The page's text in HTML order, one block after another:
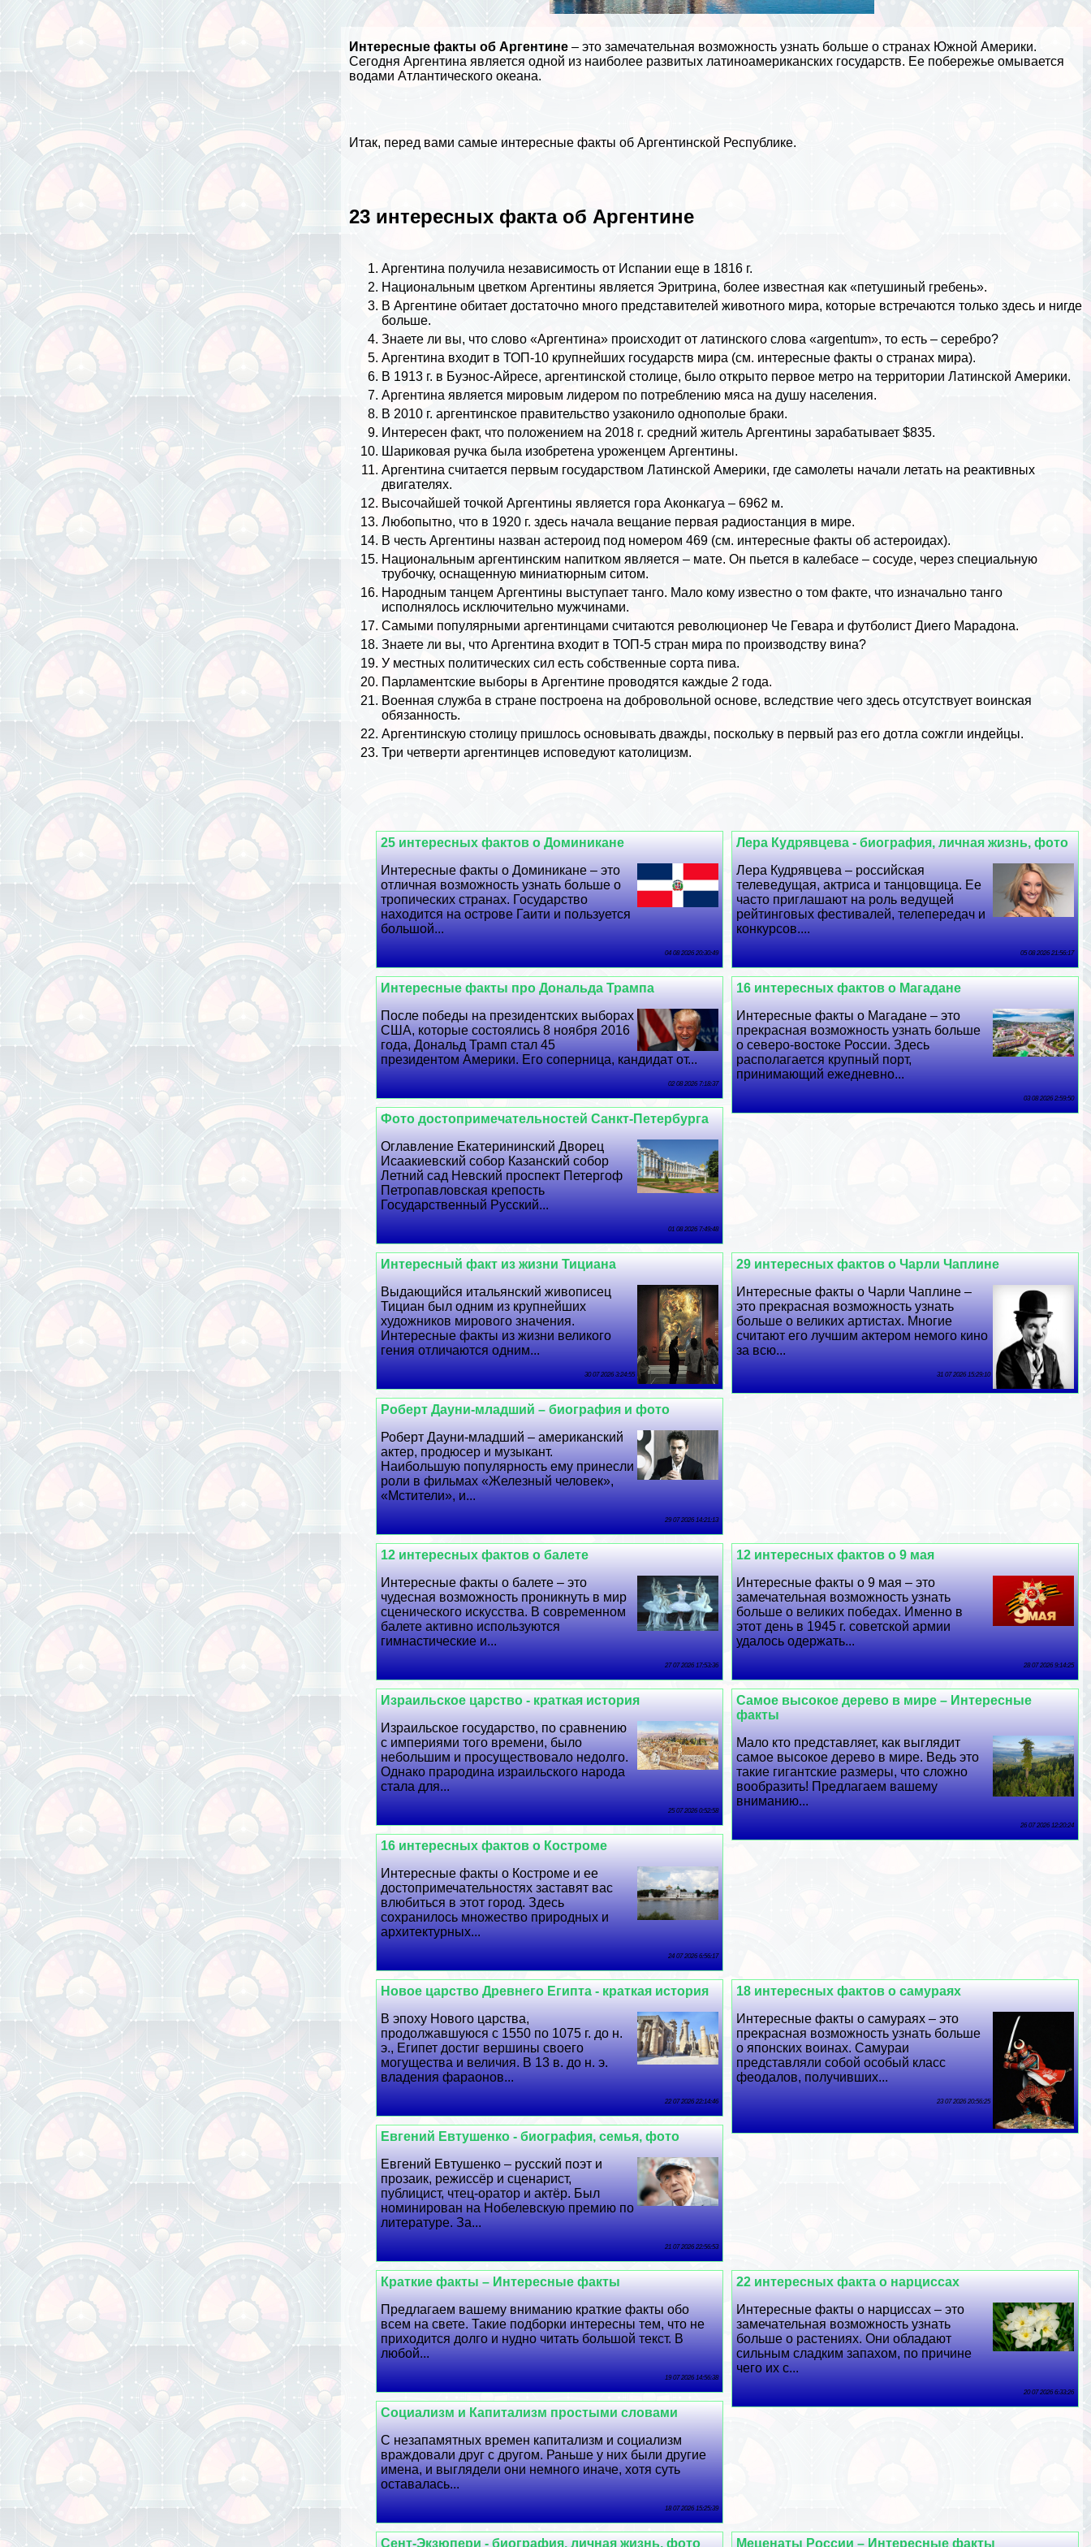
Интересные факты об Аргентине – это замечательная возможность узнать больше о странах Южной Америки.
Сегодня Аргентина является одной из наиболее развитых латиноамериканских государств. Ее побережье омывается
водамиАтлантического океана.
Итак, перед вами самые интересные факты об Аргентинской Республике.
23 интересных факта об Аргентине
Аргентина получила независимость от Испании еще в 1816 г.
Национальным цветком Аргентины является Эритрина, более известная как «петушиный гребень».
В Аргентине обитает достаточно много представителей животного мира, которые встречаются только здесь и нигде
больше.
Знаете ли вы, что слово «Аргентина» происходит от латинского слова «argentum», то есть –серебро?
Аргентина входит в ТОП-10 крупнейших государств мира (см. интересные факты о странах мира).
В 1913 г. в Буэнос-Айресе, аргентинской столице, было открыто первое метро на территорииЛатинской Америки.
Аргентина является мировым лидером по потрeблению мяса на душу населения.
В 2010 г. аргентинское правительство узаконило однополые бpaки.
Интересен факт, что положением на 2018 г. средний житель Аргентины заpaбатывает $835.
Шариковая ручка была изобретена уроженцем Аргентины.
Аргентина считается первым государством Латинской Америки, гдесамолеты начали летать на реактивных
двигателях.
Высочайшей точкой Аргентины является гора Аконкагуа – 6962 м.
Любопытно, что в 1920 г. здесь начала вещание первая радиостанция в мире.
В честь Аргентины назван астероид под номером 469 (см. интересные факты об астероидах).
Национальным аргентинским напитком является – мате. Он пьется в калебасе – сосуде, через специальную
трубочку, оснащенную миниатюрным ситом.
Народным танцем Аргентины выступает танго. Мало кому известно о том факте, что изначально танго
исполнялось исключительно мужчинами.
Самыми популярными аргентинцами считаются революционер Че Гевара и футболистДиего Марадона.
Знаете ли вы, что Аргентина входит в ТОП-5 стран мира по производству вина?
У местных политических сил есть собственные сорта пива.
Парламентские выборы в Аргентине проводятся каждые 2 года.
Военная служба в стране построена на добровольной основе, вследствие чего здесь отсутствует воинская
обязанность.
Аргентинскую столицу пришлось основывать дважды, поскольку в первый раз его дотла сожгли индейцы.
Три четверти аргентинцев исповедуют католицизм.
Лера Кудрявцева - биография, личная жизнь, фото
Лера Кудрявцева – российская
телеведущая, актриса и танцовщица. Ее
часто приглашают на роль ведущей
рейтинговых фестивалей, телепередач и
конкурсов....
05 08 2026 21:56:17
25 интересных фактов о Доминикане
Интересные факты о Доминикане – это
отличная возможность узнать больше о
тропических странах. Государство
находится на острове Гаити и пользуется
большой...
04 08 2026 20:30:49
16 интересных фактов о Магадане
Интересные факты о Магадане – это
прекрасная возможность узнать больше
о северо-востоке России. Здесь
располагается крупный порт,
принимающий ежедневно...
03 08 2026 2:59:50
Интересные факты про Дональда Трампа
После победы на президентских выборах
США, которые состоялись 8 ноября 2016
года, Дональд Трамп стал 45
президентом Америки. Его соперница, кандидат от...
02 08 2026 7:18:37
Фото достопримечательностей Санкт-Петербурга
Оглавление Екатерининский Дворец
Исаакиевский собор Казанский собор
Летний сад Невский проспект Петергоф
Петропавловская крепость
Государственный Русский...
01 08 2026 7:49:48
29 интересных фактов о Чарли Чаплине
Интересные факты о Чарли Чаплине –
это прекрасная возможность узнать
больше о великих артистах. Многие
считают его лучшим актером немого кино
за всю...
31 07 2026 15:29:10
Интересный факт из жизни Тициана
Выдающийся итальянский живописец
Тициан был одним из крупнейших
художников мирового значения.
Интересные факты из жизни великого
гения отличаются одним...
30 07 2026 3:24:55
Роберт Дayни-младший – биография и фото
Роберт Дayни-младший – американский
актер, продюсер и музыкант.
Наибольшую популярность ему принесли
роли в фильмах «Железный человек»,
«Мстители», и...
29 07 2026 14:21:13
12 интересных фактов о 9 мая
Интересные факты о 9 мая – это
замечательная возможность узнать
больше о великих победах. Именно в
этот день в 1945 г. советской армии
удалось одержать...
28 07 2026 9:14:25
12 интересных фактов о балете
Интересные факты о балете – это
чудесная возможность проникнуть в мир
сценического искусства. В современном
балете активно используются
гимнастические и...
27 07 2026 17:53:36
Самое высокое дерево в мире – Интересные
факты
Мало кто представляет, как выглядит
самое высокое дерево в мире. Ведь это
такие гигантские размеры, что сложно
вообразить! Предлагаем вашему
вниманию...
26 07 2026 12:20:24
Израильское царство - краткая история
Израильское государство, по сравнению
с империями того времени, было
небольшим и просуществовало недолго.
Однако прародина израильского народа
стала для...
25 07 2026 0:52:58
16 интересных фактов о Костроме
Интересные факты о Костроме и ее
достопримечательностях заставят вас
влюбиться в этот город. Здесь
сохранилось множество природных и
архитектурных...
24 07 2026 6:56:17
18 интересных фактов о самураях
Интересные факты о самураях – это
прекрасная возможность узнать больше
о японских воинах. Самураи
представляли собой особый класс
феодалов, получивших...
23 07 2026 20:56:25
Новое царство Древнего Египта - краткая история
В эпоху Нового царства,
продолжавшуюся с 1550 по 1075 г. до н.
э., Египет достиг вершины своего
могущества и величия. В 13 в. до н. э.
владения фараонов...
22 07 2026 22:14:46
Евгений Евтушенко - биография, семья, фото
Евгений Евтушенко – русский поэт и
прозаик, режиссёр и сценарист,
публицист, чтец-оратор и актёр. Был
номинирован на Нобелевскую премию по
литературе. За...
21 07 2026 22:56:53
22 интересных факта о нарциссах
Интересные факты о нарциссах – это
замечательная возможность узнать
больше о растениях. Они обладают
сильным сладким запахом, по причине
чего их с...
20 07 2026 6:33:26
Краткие факты – Интересные факты
Предлагаем вашему вниманию краткие факты обо
всем на свете. Такие подборки интересны тем, что не
приходится долго и нудно читать большой текст. В
любой...
19 07 2026 14:56:38
Социализм и Капитализм простыми словами
С незапамятных времен капитализм и социализм
враждовали друг с другом. Раньше у них были другие
имена, и выглядели они немного иначе, хотя суть
оставалась...
18 07 2026 15:25:39
Меценаты России – Интересные факты
Сент-Экзюпери - биография, личная жизнь, фото